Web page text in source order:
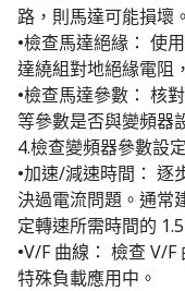
路，則馬達可能損壞。
•檢查馬達絕緣： 使
達繞組對地絕緣電阻
•檢查馬達參數： 核
等參數是否與變頻器
4.檢查變頻器參數設定
•加速/減速時間： 逐
決過電流問題。通常
定轉速所需時間的
•V/F 曲線： 檢查 V/
特殊負載應用中。